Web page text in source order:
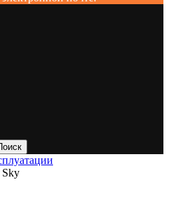
Sky